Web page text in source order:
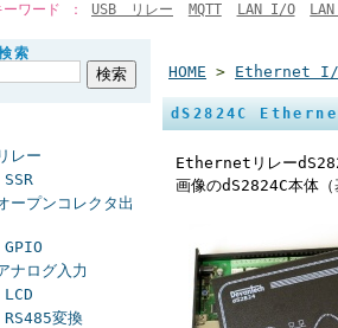
ワード USB リレー MQTT LAN I/O
索
レー
ープンコレクタ出
GPIO
ナログ入力
RS485変換
HOME > Ethernet I/
dS2824C Ethernet
Ethernetリレー
画像のdS2824C本体（